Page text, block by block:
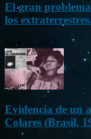
El gran
los
Nov 26, 2012
Evidencia de un
Colares (Brasil,